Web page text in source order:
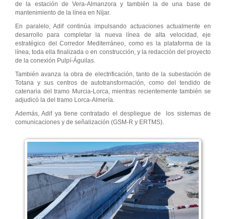
de la estación de Vera-Almanzora y también la de una base de
mantenimiento de la línea en Níjar.
En paralelo, Adif continúa impulsando actuaciones actualmente en
desarrollo para completar la nueva línea de alta velocidad, eje
estratégico del Corredor Mediterráneo, como es la plataforma de la
línea, toda ella finalizada o en construcción, y la redacción del proyecto
de la conexión Pulpí-Águilas.
También avanza la obra de electrificación, tanto de la subestación de
Totana y sus centros de autotransformación, como del tendido de
catenaria del tramo Murcia-Lorca, mientras recientemente también se
adjudicó la del tramo Lorca-Almería.
Además, Adif ya tiene contratado el despliegue de los sistemas de
comunicaciones y de señalización (GSM-R y ERTMS).